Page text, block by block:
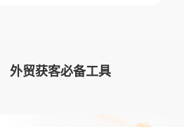
外贸获客必备工具